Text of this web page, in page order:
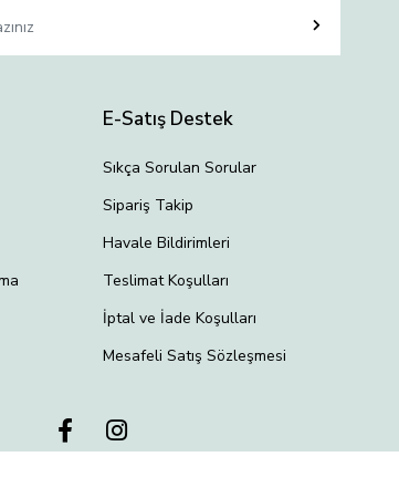
E-Satış Destek
Sıkça Sorulan Sorular
Sipariş Takip
Havale Bildirimleri
Teslimat Koşulları
İptal ve İade Koşulları
Mesafeli Satış Sözleşmesi